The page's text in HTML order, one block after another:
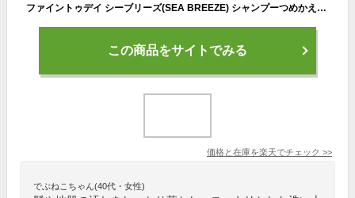
ファイントゥデイ シーブリーズ(SEA BREEZE) シャンプーつめかえ用400ml 資生堂 SHISEIDO | シーブリーズ シャンプー 詰め替え クール 冷感 清涼感 ファイントゥデイ 資生堂 スカルプ 頭皮 爽快 夏 ニオイ すっきり メンズ レディース
この商品をサイトでみる
価格と在庫を楽天でチェック >>
でぶねこちゃん(40代・女性)